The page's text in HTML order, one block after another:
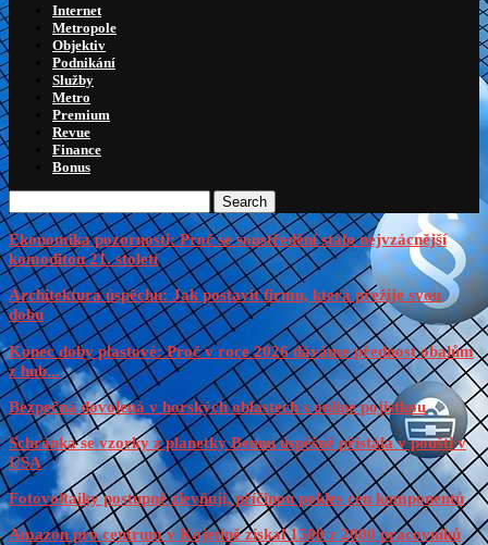
Internet
Metropole
Objektiv
Podnikání
Služby
Metro
Premium
Revue
Finance
Bonus
Search
Ekonomika pozornosti: Proč se soustředění stalo nejvzácnější
komoditou 21. století
Architektura úspěchu: Jak postavit firmu, která přežije svou
dobu
Konec doby plastové: Proč v roce 2026 dáváme přednost obalům
z hub...
Bezpečná dovolená v horských oblastech s online pojistkou
Schránka se vzorky z planetky Bennu úspěšně přistála v poušti v
USA
Fotovoltaiky postupně zlevňují, příčinou pokles cen komponentů
Amazon pro centrum v Kojetíně získal 1500 z 2000 pracovníků